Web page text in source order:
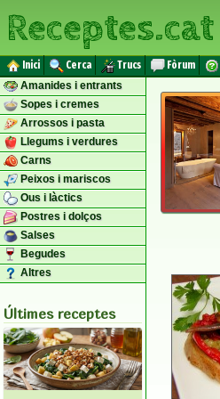
Receptes.cat
Inici Cerca Trucs Fòrum
Amanides i entrants
Sopes i cremes
Arrossos i pasta
Llegums i verdures
Carns
Peixos i mariscos
Ous i làctics
Postres i dolços
Salses
Begudes
Altres
Últimes receptes